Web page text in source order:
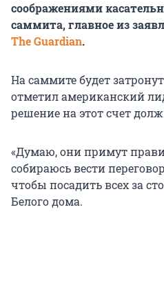
соображениями
саммита, главное из
The Guardian.
На саммите будет
отметил американский
решение на этот счет
«Думаю, они примут
собираюсь вести
чтобы посадить всех за
Белого дома.